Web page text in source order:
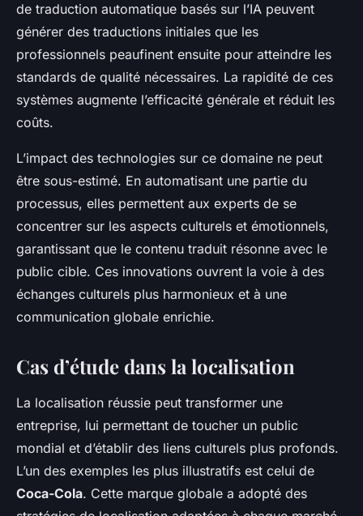
de traduction automatique basés sur l’IA peuvent
générer des traductions initiales que les
professionnels peaufinent ensuite pour atteindre les
standards de qualité nécessaires. La rapidité de ces
systèmes augmente l’efficacité générale et réduit les
coûts.
L’impact des technologies sur ce domaine ne peut
être sous-estimé. En automatisant une partie du
processus, elles permettent aux experts de se
concentrer sur les aspects culturels et émotionnels,
garantissant que le contenu traduit résonne avec le
public cible. Ces innovations ouvrent la voie à des
échanges culturels plus harmonieux et à une
communication globale enrichie.
Cas d’étude dans la localisation
La localisation réussie peut transformer une
entreprise, lui permettant de toucher un public
mondial et d’établir des liens culturels plus profonds.
L’un des exemples les plus illustratifs est celui de
Coca-Cola. Cette marque globale a adopté des